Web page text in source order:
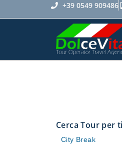
+39 0549 909486
Cerca Tour per
City Break